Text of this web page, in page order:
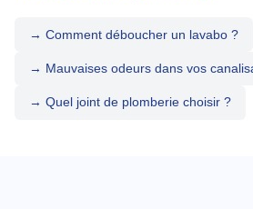
→ Comment déboucher un lavabo ?
→ Mauvaises odeurs dans vos
→ Quel joint de plomberie choisir ?